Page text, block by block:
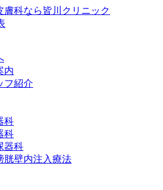
内
フ紹介
科
科
器科
胱壁内注入療法